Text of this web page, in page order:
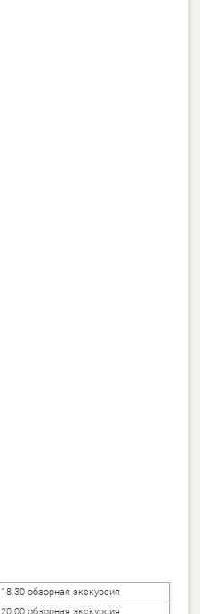
18.30 обзорная экскурсия